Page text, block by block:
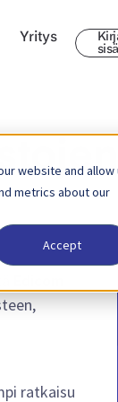
website and allow
metrics about our
Accept
Yritys
ratkaisu